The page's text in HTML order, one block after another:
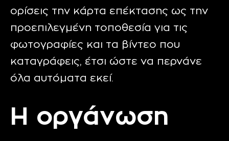
ορίσεις την κάρτα επέκτασης ως την
προεπιλεγμένη τοποθεσία για τις
φωτογραφίες και τα βίντεο που
καταγράφεις, έτσι ώστε να περνάνε
όλα αυτόματα εκεί.
Η οργάνωση